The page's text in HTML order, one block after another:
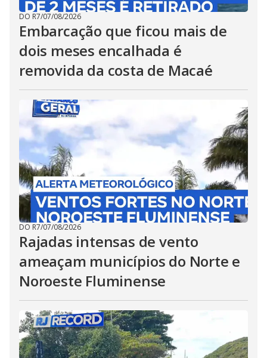
DO R7/07/08/2026
Embarcação que ficou mais de
dois meses encalhada é
removida da costa de Macaé
DO R7/07/08/2026
Rajadas intensas de vento
ameaçam municípios do Norte e
Noroeste Fluminense